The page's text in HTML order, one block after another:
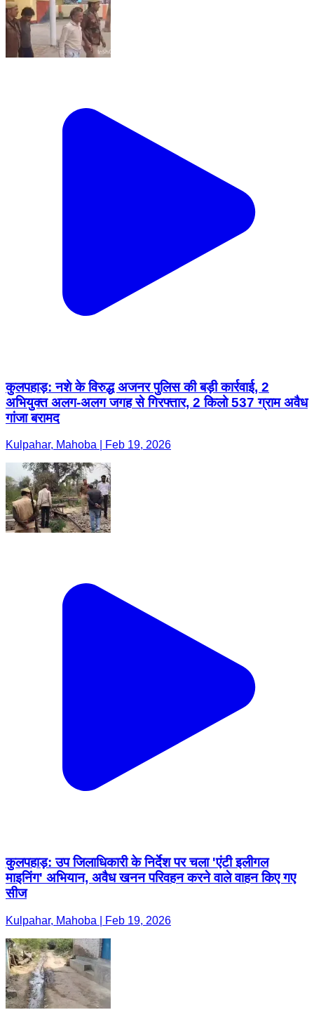
कुलपहाड़: नशे के विरुद्ध अजनर पुलिस की बड़ी कार्रवाई, 2
अभियुक्त अलग-अलग जगह से गिरफ्तार, 2 किलो 537 ग्राम अवैध
गांजा बरामद
Kulpahar, Mahoba | Feb 19, 2026
कुलपहाड़: उप जिलाधिकारी के निर्देश पर चला 'एंटी इलीगल
माइनिंग' अभियान, अवैध खनन परिवहन करने वाले वाहन किए गए
सीज
Kulpahar, Mahoba | Feb 19, 2026